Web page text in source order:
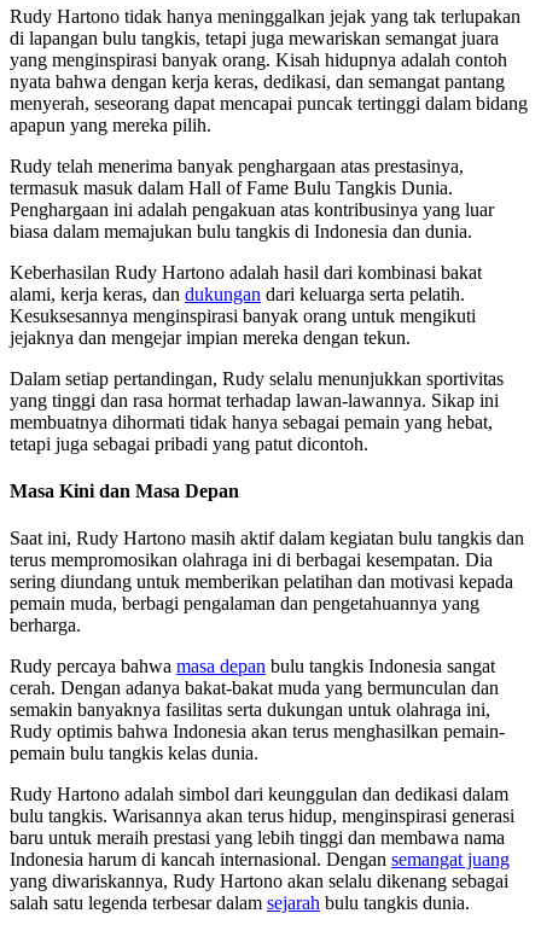
Rudy Hartono tidak hanya meninggalkan jejak yang tak terlupakan
di lapangan bulu tangkis, tetapi juga mewariskan semangat juara
yang menginspirasi banyak orang. Kisah hidupnya adalah contoh
nyata bahwa dengan kerja keras, dedikasi, dan semangat pantang
menyerah, seseorang dapat mencapai puncak tertinggi dalam bidang
apapun yang mereka pilih.
Rudy telah menerima banyak penghargaan atas prestasinya,
termasuk masuk dalam Hall of Fame Bulu Tangkis Dunia.
Penghargaan ini adalah pengakuan atas kontribusinya yang luar
biasa dalam memajukan bulu tangkis di Indonesia dan dunia.
Keberhasilan Rudy Hartono adalah hasil dari kombinasi bakat
alami, kerja keras, dan dukungan dari keluarga serta pelatih.
Kesuksesannya menginspirasi banyak orang untuk mengikuti
jejaknya dan mengejar impian mereka dengan tekun.
Dalam setiap pertandingan, Rudy selalu menunjukkan sportivitas
yang tinggi dan rasa hormat terhadap lawan-lawannya. Sikap ini
membuatnya dihormati tidak hanya sebagai pemain yang hebat,
tetapi juga sebagai pribadi yang patut dicontoh.
Masa Kini dan Masa Depan
Saat ini, Rudy Hartono masih aktif dalam kegiatan bulu tangkis dan
terus mempromosikan olahraga ini di berbagai kesempatan. Dia
sering diundang untuk memberikan pelatihan dan motivasi kepada
pemain muda, berbagi pengalaman dan pengetahuannya yang
berharga.
Rudy percaya bahwa masa depan bulu tangkis Indonesia sangat
cerah. Dengan adanya bakat-bakat muda yang bermunculan dan
semakin banyaknya fasilitas serta dukungan untuk olahraga ini,
Rudy optimis bahwa Indonesia akan terus menghasilkan pemain-
pemain bulu tangkis kelas dunia.
Rudy Hartono adalah simbol dari keunggulan dan dedikasi dalam
bulu tangkis. Warisannya akan terus hidup, menginspirasi generasi
baru untuk meraih prestasi yang lebih tinggi dan membawa nama
Indonesia harum di kancah internasional. Dengan semangat juang
yang diwariskannya, Rudy Hartono akan selalu dikenang sebagai
salah satu legenda terbesar dalam sejarah bulu tangkis dunia.